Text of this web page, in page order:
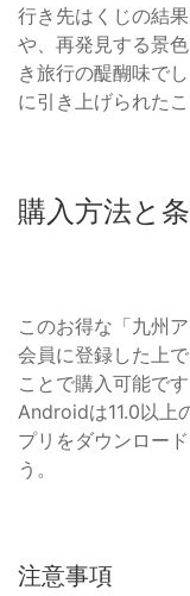
行き先はくじの結
や、再発見する景
き旅行の醍醐味で
に引き上げられた
購入方法と
このお得な「九州
会員に登録した上
ことで購入可能で
Androidは11.0以上
プリをダウンロー
う。
注意事項